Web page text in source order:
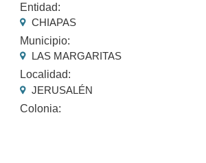
Entidad:
CHIAPAS
Municipio:
LAS MARGARITAS
Localidad:
JERUSALÉN
Colonia: